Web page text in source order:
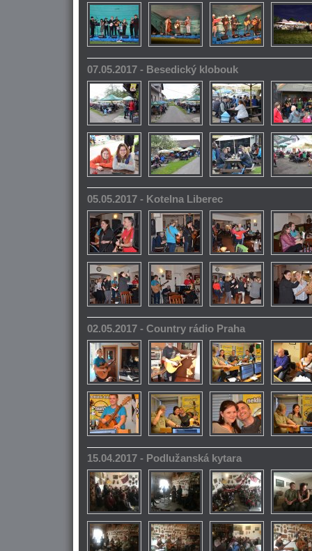
07.05.2017 - Besedický klobouk
05.05.2017 - Kotelna Liberec
02.05.2017 - Country rádio Praha
15.04.2017 - Podlužanská kytara